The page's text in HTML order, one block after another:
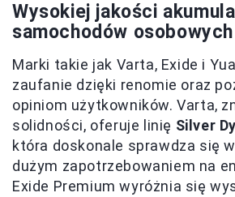
Wysokiej jakości
samochodów osobowych
Marki takie jak Varta, Exide i
zaufanie dzięki renomie oraz
opiniom użytkowników. Varta,
solidności, oferuje linię Silver
która doskonale sprawdza się
dużym zapotrzebowaniem na
Exide Premium wyróżnia się